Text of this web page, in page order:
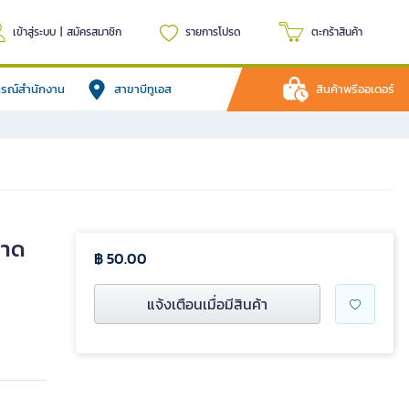
เข้าสู่ระบบ | สมัครสมาชิก รายการโปรด ตะกร้าสินค้า
รณ์สำนักงาน สาขาบีทูเอส สินค้าพรีออเดอร์
ด
฿ 50.00
แจ้งเตือนเมื่อมีสินค้า